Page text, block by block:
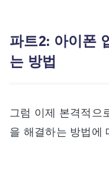
파트2: 아이폰
는 방법
그럼 이제 본격적으
을 해결하는 방법에